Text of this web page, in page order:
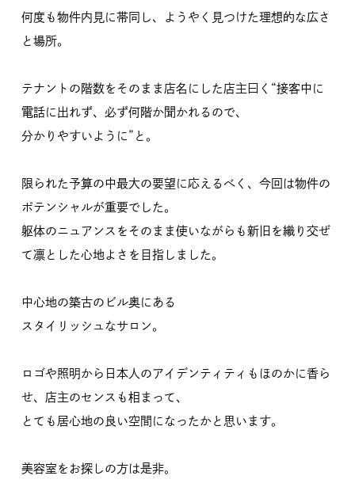
何度も物件内見に帯同し、ようやく見つけた理想的な広さ
と場所。
テナントの階数をそのまま店名にした店主曰く“接客中に
電話に出れず、必ず何階か聞かれるので、
分かりやすいように”と。
限られた予算の中最大の要望に応えるべく、今回は物件の
ポテンシャルが重要でした。
躯体のニュアンスをそのまま使いながらも新旧を織り交ぜ
て凛とした心地よさを目指しました。
中心地の築古のビル奥にある
スタイリッシュなサロン。
ロゴや照明から日本人のアイデンティティもほのかに香ら
せ、店主のセンスも相まって、
とても居心地の良い空間になったかと思います。
美容室をお探しの方は是非。